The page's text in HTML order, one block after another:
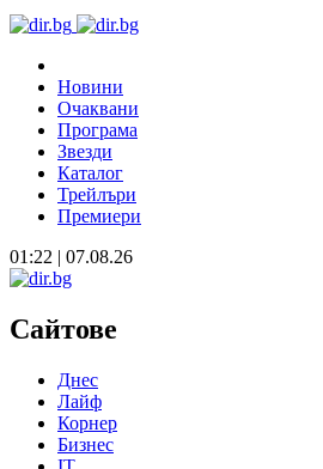
Новини
Очаквани
Програма
Звезди
Каталог
Трейлъри
Премиери
01:22 | 07.08.26
Сайтове
Днес
Лайф
Корнер
Бизнес